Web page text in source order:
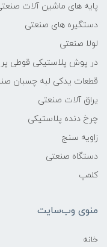
پایه های ماشین آلات
دستگیره های صنعتی
لولا صنعتی
در پوش پلاستیکی قوطی
قطعات یدکی لبه چسبان
یراق آلات صنعتی
چرخ دنده پلاستیکی
زاویه سنج
دستگاه صنعتی
کلمپ
منوی وب‌سایت
خانه